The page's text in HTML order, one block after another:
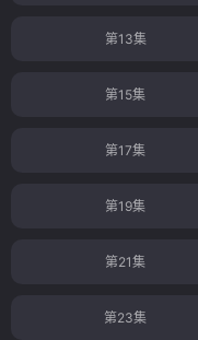
第13集
第15集
第17集
第19集
第21集
第23集